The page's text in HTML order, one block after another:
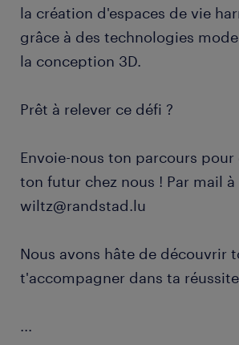
la création d'espaces de vie
grâce à des technologies
la conception 3D.
Prêt à relever ce défi ?
Envoie-nous ton parcours
ton futur chez nous ! Par mail à
wiltz@randstad.lu
Nous avons hâte de découvrir
t'accompagner dans ta
...